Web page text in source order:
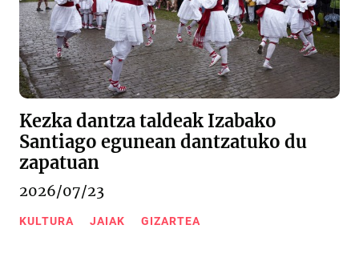
Kezka dantza taldeak Izabako
Santiago egunean dantzatuko du
zapatuan
2026/07/23
KULTURA JAIAK GIZARTEA